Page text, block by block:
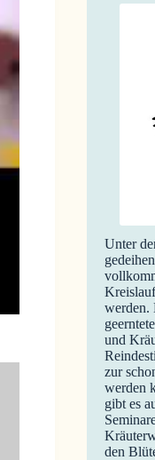
Unter
werden.
und
zur
werden
gibt es
den